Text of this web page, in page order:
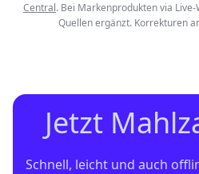
Central. Bei Markenprodukten via
Quellen ergänzt. Korrekturen
Jetzt
Schnell, leicht und auch